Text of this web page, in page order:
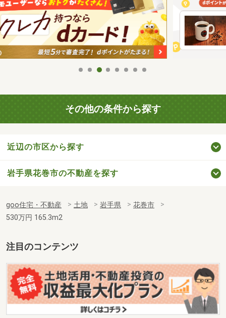
その他の条件から探す
近辺の市区から探す
岩手県花巻市の不動産を探す
goo住宅・不動産 土地 岩手県
花巻市
530万円 165.3m2
注目のコンテンツ